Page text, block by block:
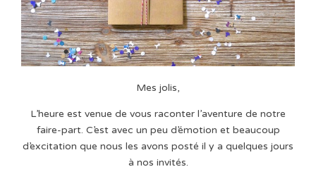
Mes jolis,
L’heure est venue de vous raconter l’aventure de notre
faire-part. C’est avec un peu d’émotion et beaucoup
d’excitation que nous les avons posté il y a quelques jours
à nos invités.